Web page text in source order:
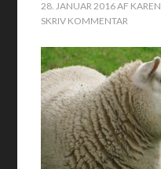
28. JANUAR 2016AF KAREN
SKRIV KOMMENTAR